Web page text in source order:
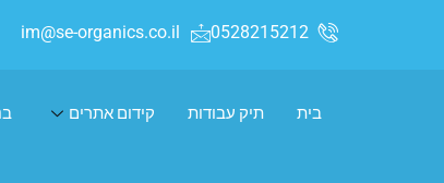
0528215212
im@se-organics.co.il
בית תיק עבודות קידום אתרים